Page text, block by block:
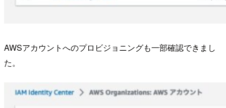
AWSアカウントへのプロビジョニングも一部確認できまし
た。